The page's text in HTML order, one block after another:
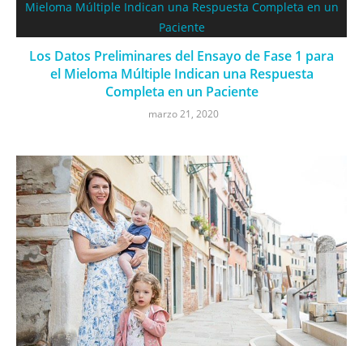
Los Datos Preliminares del Ensayo de Fase 1 para
el Mieloma Múltiple Indican una Respuesta
Completa en un Paciente
marzo 21, 2020